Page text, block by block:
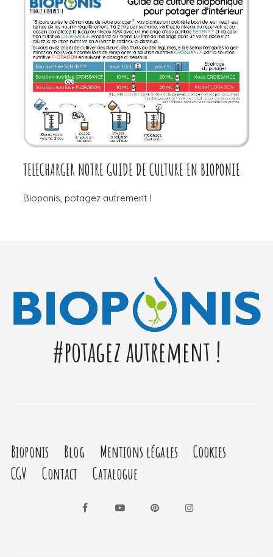
TELECHARGER NOTRE GUIDE DE CULTURE EN BIOPONIE
Bioponis, potagez autrement !
#potagez autrement !
Bioponis Blog Mentions légales
Cookies
CGV
Contact Catalogue
Facebook YouTube Pinterest